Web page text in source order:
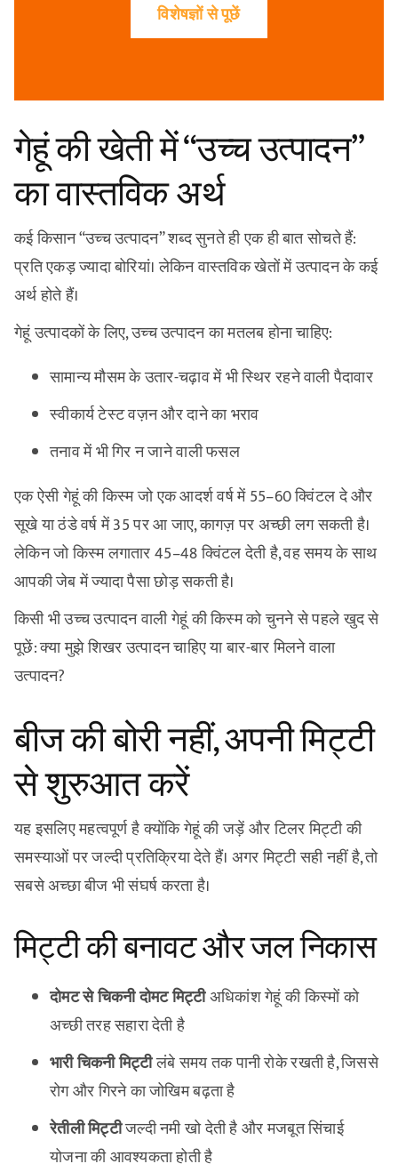
विशेषज्ञों से पूछें
गेहूं की खेती में “उच्च उत्पादन”
का वास्तविक अर्थ
कई किसान “उच्च उत्पादन” शब्द सुनते ही एक ही बात सोचते हैं:
प्रति एकड़ ज्यादा बोरियां। लेकिन वास्तविक खेतों में उत्पादन के कई
अर्थ होते हैं।
गेहूं उत्पादकों के लिए, उच्च उत्पादन का मतलब होना चाहिए:
सामान्य मौसम के उतार-चढ़ाव में भी स्थिर रहने वाली पैदावार
स्वीकार्य टेस्ट वज़न और दाने का भराव
तनाव में भी गिर न जाने वाली फसल
एक ऐसी गेहूं की किस्म जो एक आदर्श वर्ष में 55–60 क्विंटल दे और
सूखे या ठंडे वर्ष में 35 पर आ जाए, कागज़ पर अच्छी लग सकती है।
लेकिन जो किस्म लगातार 45–48 क्विंटल देती है, वह समय के साथ
आपकी जेब में ज्यादा पैसा छोड़ सकती है।
किसी भी उच्च उत्पादन वाली गेहूं की किस्म को चुनने से पहले खुद से
पूछें: क्या मुझे शिखर उत्पादन चाहिए या बार-बार मिलने वाला
उत्पादन?
बीज की बोरी नहीं, अपनी मिट्टी
से शुरुआत करें
यह इसलिए महत्वपूर्ण है क्योंकि गेहूं की जड़ें और टिलर मिट्टी की
समस्याओं पर जल्दी प्रतिक्रिया देते हैं। अगर मिट्टी सही नहीं है, तो
सबसे अच्छा बीज भी संघर्ष करता है।
मिट्टी की बनावट और जल निकास
दोमट से चिकनी दोमट मिट्टीअधिकांश गेहूं की किस्मों को
अच्छी तरह सहारा देती है
भारी चिकनी मिट्टीलंबे समय तक पानी रोके रखती है, जिससे
रोग और गिरने का जोखिम बढ़ता है
रेतीली मिट्टीजल्दी नमी खो देती है और मजबूत सिंचाई
योजना की आवश्यकता होती है